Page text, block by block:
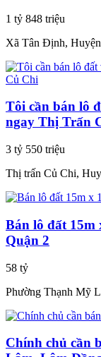
1 tỷ 848 triệu
Xã Tân Định,
Tôi cần bán lô
ngay Thị Trấn
3 tỷ 550 triệu
Thị trấn Củ Chi,
Bán lô đất 15m
Quận 2
58 tỷ
Phường Thạnh Mỹ
Chính chủ cần